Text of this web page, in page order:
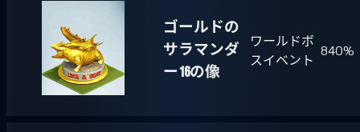
ゴールドの
サラマンダ
ー16の像
ワールドボ
スイベント
840%